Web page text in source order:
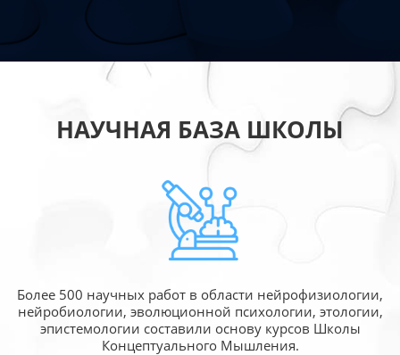
НАУЧНАЯ БАЗА ШКОЛЫ
Более 500 научных работ в области нейрофизиологии,
нейробиологии, эволюционной психологии, этологии,
эпистемологии составили основу курсов Школы
Концептуального Мышления.